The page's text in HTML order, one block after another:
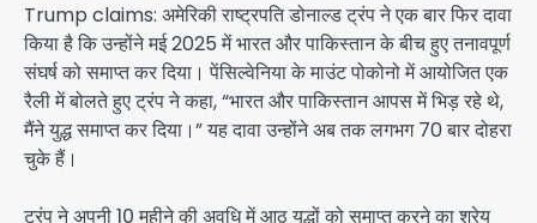
Trump claims: अमेरिकी राष्ट्रपति डोनाल्ड ट्रंप ने एक बार फिर दावा
किया है कि उन्होंने मई 2025 में भारत और पाकिस्तान के बीच हुए तनावपूर्ण
संघर्ष को समाप्त कर दिया। पेंसिल्वेनिया के माउंट पोकोनो में आयोजित एक
रैली में बोलते हुए ट्रंप ने कहा, “भारत और पाकिस्तान आपस में भिड़ रहे थे,
मैंने युद्ध समाप्त कर दिया।” यह दावा उन्होंने अब तक लगभग 70 बार दोहरा
चुके हैं।
ट्रंप ने अपनी 10 महीने की अवधि में आठ युद्धों को समाप्त करने का श्रेय